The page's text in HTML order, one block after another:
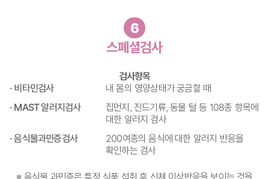
6
스폐셜검사
검사항목
· 비타민검사
내 몸의 영양상태가 궁금할 때
· MAST 알러지검사
집먼지, 진드기류, 동물 털 등 108종 항목에
대한 알러지 검사
· 음식물과민증검사
200여종의 음식에 대한 알러지 반응을
확인하는 검사